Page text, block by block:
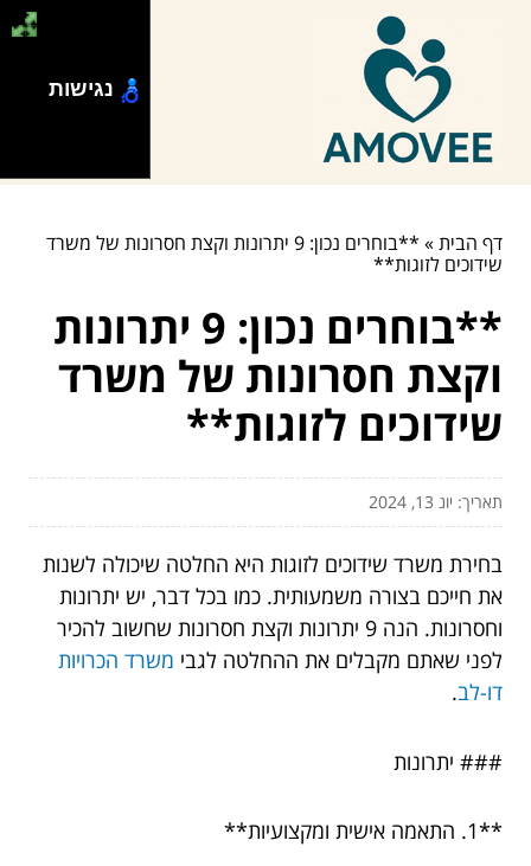
דף הבית»
**בוחרים נכון: 9 יתרונות וקצת חסרונות של משרד
שידוכים לזוגות**
**בוחרים נכון: 9 יתרונות
וקצת חסרונות של משרד
שידוכים לזוגות**
תאריך: יונ 13, 2024
בחירת משרד שידוכים לזוגות היא החלטה שיכולה לשנות
את חייכם בצורה משמעותית. כמו בכל דבר, יש יתרונות
וחסרונות. הנה 9 יתרונות וקצת חסרונות שחשוב להכיר
לפני שאתם מקבלים את ההחלטה לגבי משרד הכרויות
דו-לב.
### יתרונות
**1. התאמה אישית ומקצועיות**
נגישות